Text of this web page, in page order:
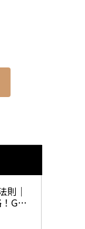
名牌首飾、
排行榜
品
物
則｜
GIA
南